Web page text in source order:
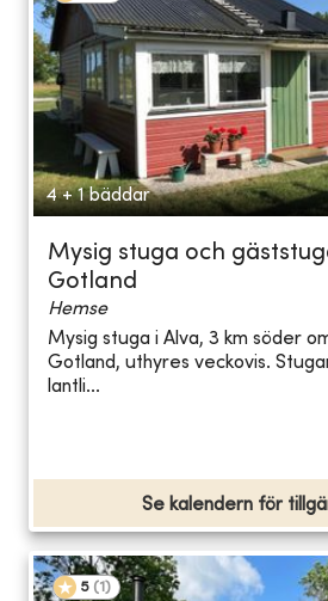
4 + 1 bäddar
Mysig stuga och
Gotland
Hemse
Mysig stuga i Alva, 3 km söder
Gotland, uthyres veckovis.
lantli...
Se kalendern för
5 (1 )